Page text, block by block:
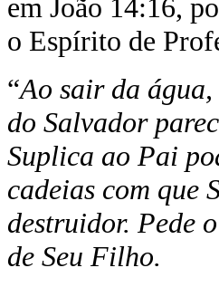
em João 14:16,
o Espírito de
“Ao sair da
do Salvador
Suplica ao Pai
cadeias com que
destruidor. Pede
de Seu Filho.